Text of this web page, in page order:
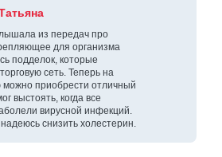
из передач про
для организма
подделок, которые
сеть. Теперь на
можно приобрести отличный
выстоять, когда все
вирусной инфекций.
снизить холестерин.